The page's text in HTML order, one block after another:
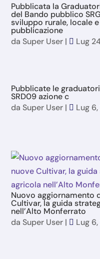
Pubblicata la
del Bando pubblico
sviluppo rurale, locale
pubblicazione
da Super User | Lug
Pubblicate le
SRD09 azione c
da Super User | Lug
Nuovo aggiornamento
Cultivar, la guida
nell’Alto Monferrato
da Super User | Lug